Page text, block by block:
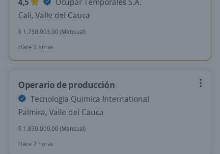
Cali, Valle del Cauca
$ 1.750.903,00 (Mensual)
Hace 3 horas
Operario de producción
Tecnologia Quimica International
Palmira, Valle del Cauca
$ 1.830.000,00 (Mensual)
Hace 3 horas